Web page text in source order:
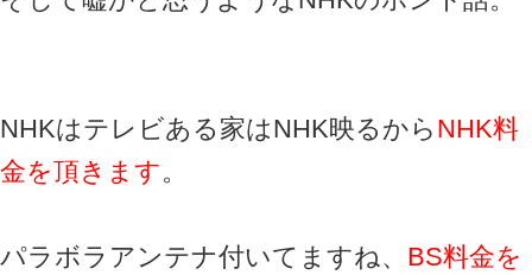
NHKはテレビある家はNHK映るから NHK料
金を頂きます。
パラボラアンテナ付いてますね、 BS料金を